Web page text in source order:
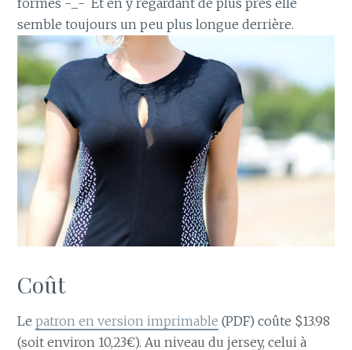
formés -_- Et en y regardant de plus près elle
semble toujours un peu plus longue derrière.
Coût
Lepatron en version imprimable (PDF) coûte $13.98
(soit environ 10,23€). Au niveau du jersey, celui à